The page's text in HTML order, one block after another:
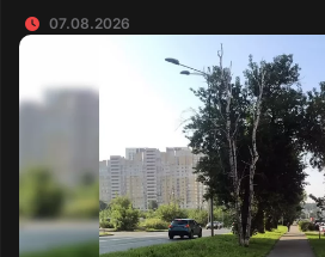
07.08.2026